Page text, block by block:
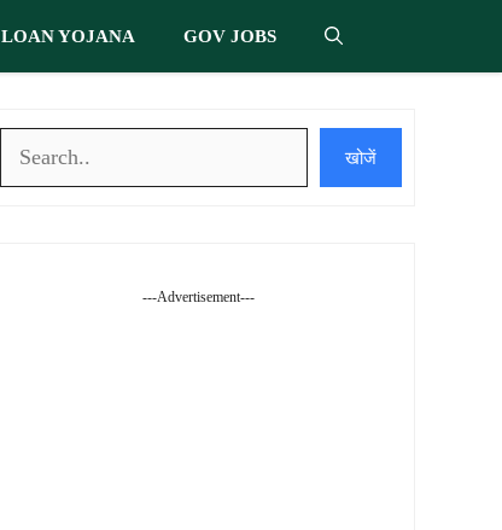
LOAN YOJANA GOV JOBS
खोजें
---Advertisement---